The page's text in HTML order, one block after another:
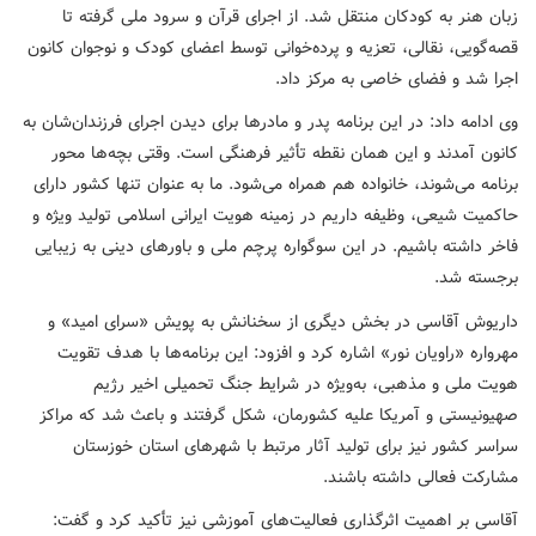
زبان هنر به کودکان منتقل شد. از اجرای قرآن و سرود ملی گرفته تا
قصه‌گویی، نقالی، تعزیه و پرده‌خوانی توسط اعضای کودک و نوجوان کانون
اجرا شد و فضای خاصی به مرکز داد.
وی ادامه داد: در این برنامه پدر و مادرها برای دیدن اجرای فرزندان‌شان به
کانون آمدند و این همان نقطه تأثیر فرهنگی است. وقتی بچه‌ها محور
برنامه می‌شوند، خانواده هم همراه می‌شود. ما به عنوان تنها کشور دارای
حاکمیت شیعی، وظیفه داریم در زمینه هویت ایرانی اسلامی تولید ویژه و
فاخر داشته باشیم. در این سوگواره پرچم ملی و باورهای دینی به زیبایی
برجسته شد.
داریوش آقاسی در بخش دیگری از سخنانش به پویش «سرای امید» و
مهرواره «راویان نور» اشاره کرد و افزود: این برنامه‌ها با هدف تقویت
هویت ملی و مذهبی، به‌ویژه در شرایط جنگ تحمیلی اخیر رژیم
صهیونیستی و آمریکا علیه کشورمان، شکل گرفتند و باعث شد که مراکز
سراسر کشور نیز برای تولید آثار مرتبط با شهرهای استان خوزستان
مشارکت فعالی داشته باشند.
آقاسی بر اهمیت اثرگذاری فعالیت‌های آموزشی نیز تأکید کرد و گفت: